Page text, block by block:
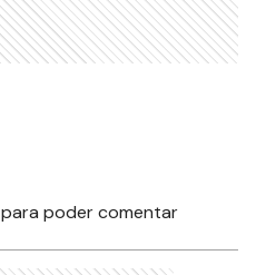
para poder comentar